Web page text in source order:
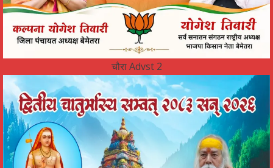
चौरा Advst 2